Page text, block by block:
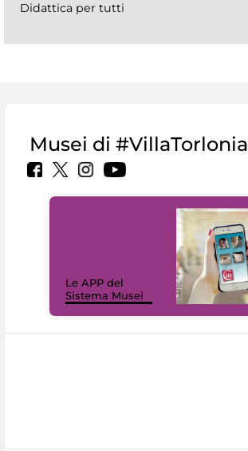
Didattica per tutti
Musei di #VillaTorlonia
Le APP del
Sistema Musei